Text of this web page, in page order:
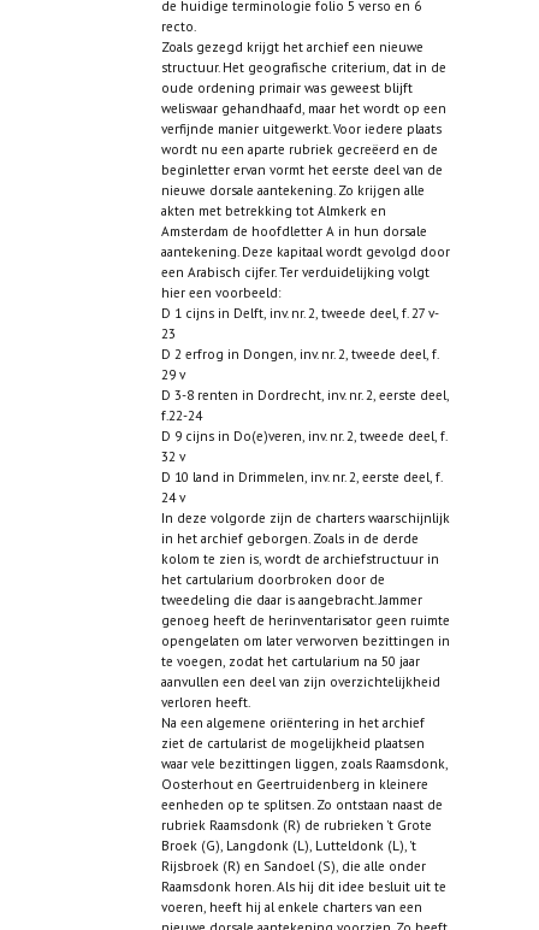
de huidige terminologie folio 5 verso en 6
recto.
Zoals gezegd krijgt het archief een nieuwe
structuur. Het geografische criterium, dat in de
oude ordening primair was geweest blijft
weliswaar gehandhaafd, maar het wordt op een
verfijnde manier uitgewerkt. Voor iedere plaats
wordt nu een aparte rubriek gecreëerd en de
beginletter ervan vormt het eerste deel van de
nieuwe dorsale aantekening. Zo krijgen alle
akten met betrekking tot Almkerk en
Amsterdam de hoofdletter A in hun dorsale
aantekening. Deze kapitaal wordt gevolgd door
een Arabisch cijfer. Ter verduidelijking volgt
hier een voorbeeld:
D 1 cijns in Delft, inv. nr. 2, tweede deel, f. 27 v-
23
D 2 erfrog in Dongen, inv. nr. 2, tweede deel, f.
29 v
D 3-8 renten in Dordrecht, inv. nr. 2, eerste deel,
f.22-24
D 9 cijns in Do(e)veren, inv. nr. 2, tweede deel, f.
32 v
D 10 land in Drimmelen, inv. nr. 2, eerste deel, f.
24 v
In deze volgorde zijn de charters waarschijnlijk
in het archief geborgen. Zoals in de derde
kolom te zien is, wordt de archiefstructuur in
het cartularium doorbroken door de
tweedeling die daar is aangebracht. Jammer
genoeg heeft de herinventarisator geen ruimte
opengelaten om later verworven bezittingen in
te voegen, zodat het cartularium na 50 jaar
aanvullen een deel van zijn overzichtelijkheid
verloren heeft.
Na een algemene oriëntering in het archief
ziet de cartularist de mogelijkheid plaatsen
waar vele bezittingen liggen, zoals Raamsdonk,
Oosterhout en Geertruidenberg in kleinere
eenheden op te splitsen. Zo ontstaan naast de
rubriek Raamsdonk (R) de rubrieken 't Grote
Broek (G), Langdonk (L), Lutteldonk (L), 't
Rijsbroek (R) en Sandoel (S), die alle onder
Raamsdonk horen. Als hij dit idee besluit uit te
voeren, heeft hij al enkele charters van een